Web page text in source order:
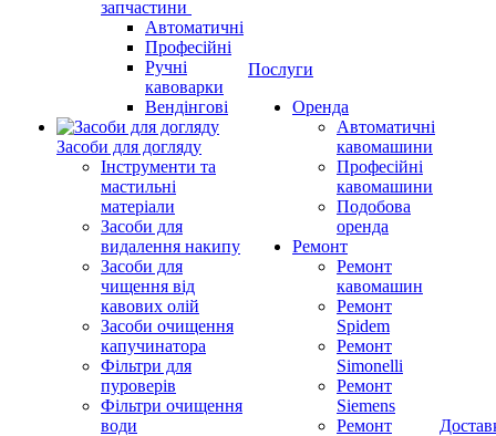
запчастини
Автоматичні
Професійні
Ручні
кавоварки
Вендінгові
Засоби для догляду
Інструменти та
мастильні
матеріали
Засоби для
видалення накипу
Засоби для
чищення від
кавових олій
Засоби очищення
капучинатора
Фільтри для
пуроверів
Фільтри очищення
води
Послуги
Оренда
Автоматичні
кавомашини
Професійні
кавомашини
Подобова
оренда
Ремонт
Ремонт
кавомашин
Ремонт
Spidem
Ремонт
Simonelli
Ремонт
Siemens
Ремонт